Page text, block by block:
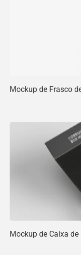
Mockup de Frasco
Mockup de Caixa